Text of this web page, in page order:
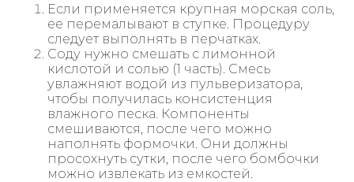
Если применяется крупная морская соль,
ее перемалывают в ступке. Процедуру
следует выполнять в перчатках.
Соду нужно смешать с лимонной
кислотой и солью (1 часть). Смесь
увлажняют водой из пульверизатора,
чтобы получилась консистенция
влажного песка. Компоненты
смешиваются, после чего можно
наполнять формочки. Они должны
просохнуть сутки, после чего бомбочки
можно извлекать из емкостей.